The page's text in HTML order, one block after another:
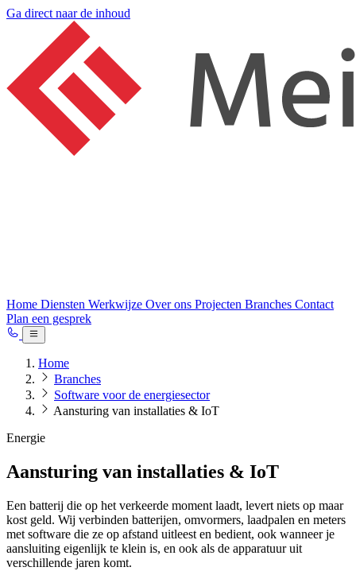
Ga direct naar de inhoud
Home Diensten Werkwijze Over ons Projecten Branches Contact
Plan een gesprek
Home
Branches
Software voor de energiesector
Aansturing van installaties & IoT
Energie
Aansturing van installaties & IoT
Een batterij die op het verkeerde moment laadt, levert niets op maar
kost geld. Wij verbinden batterijen, omvormers, laadpalen en meters
met software die ze op afstand uitleest en bedient, ook wanneer je
aansluiting eigenlijk te klein is, en ook als de apparatuur uit
verschillende jaren komt.